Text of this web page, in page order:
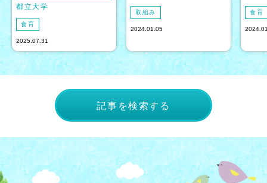
都立大学
食育
2025.07.31
取組み
2024.01.05
食育
記事を検索する